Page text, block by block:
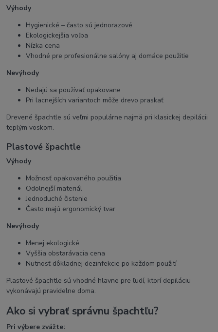
Výhody
Hygienické – často sú jednorazové
Ekologickejšia voľba
Nízka cena
Vhodné pre profesionálne salóny aj domáce použitie
Nevýhody
Nedajú sa používať opakovane
Pri lacnejších variantoch môže drevo praskať
Drevené špachtle sú veľmi populárne najmä pri klasickej depilácii
teplým voskom.
Plastové špachtle
Výhody
Možnosť opakovaného použitia
Odolnejší materiál
Jednoduché čistenie
Často majú ergonomický tvar
Nevýhody
Menej ekologické
Vyššia obstarávacia cena
Nutnosť dôkladnej dezinfekcie po každom použití
Plastové špachtle sú vhodné hlavne pre ľudí, ktorí depiláciu
vykonávajú pravidelne doma.
Ako si vybrať správnu špachtľu?
Pri výbere zvážte: